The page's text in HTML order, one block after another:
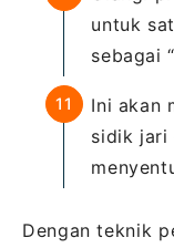
untuk
sebagai
Ini akan
sidik jari
Dengan teknik